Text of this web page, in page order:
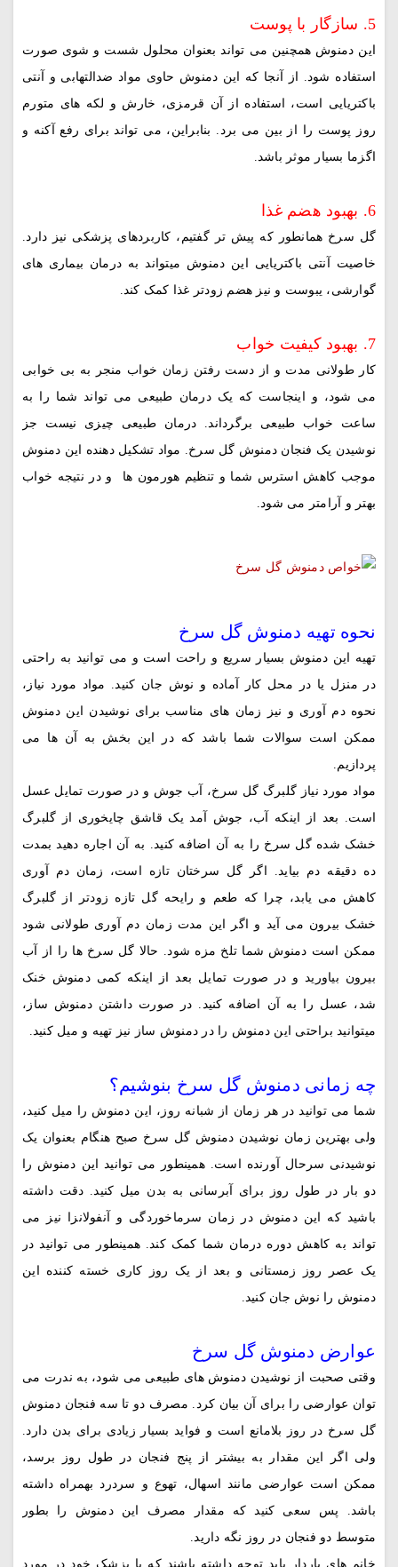
5. سازگار با پوست
این دمنوش همچنین می تواند بعنوان محلول شست و شوی صورت
استفاده شود. از آنجا که این دمنوش حاوی مواد ضدالتهابی و آنتی
باکتریایی است، استفاده از آن قرمزی، خارش و لکه های متورم
روز پوست را از بین می برد. بنابراین، می تواند برای رفع آکنه و
اگزما بسیار موثر باشد.
6. بهبود هضم غذا
گل سرخ همانطور که پیش تر گفتیم، کاربردهای پزشکی نیز دارد.
خاصیت آنتی باکتریایی این دمنوش میتواند به درمان بیماری های
گوارشی، یبوست و نیز هضم زودتر غذا کمک کند.
7. بهبود کیفیت خواب
کار طولانی مدت و از دست رفتن زمان خواب منجر به بی خوابی
می شود، و اینجاست که یک درمان طبیعی می تواند شما را به
ساعت خواب طبیعی برگرداند. درمان طبیعی چیزی نیست جز
نوشیدن یک فنجان دمنوش گل سرخ. مواد تشکیل دهنده این دمنوش
موجب کاهش استرس شما و تنظیم هورمون ها و در نتیجه خواب
بهتر و آرامتر می شود.
نحوه تهیه دمنوش گل سرخ
تهیه این دمنوش بسیار سریع و راحت است و می توانید به راحتی
در منزل یا در محل کار آماده و نوش جان کنید. مواد مورد نیاز،
نحوه دم آوری و نیز زمان های مناسب برای نوشیدن این دمنوش
ممکن است سوالات شما باشد که در این بخش به آن ها می
پردازیم.
مواد مورد نیاز گلبرگ گل سرخ، آب جوش و در صورت تمایل عسل
است. بعد از اینکه آب، جوش آمد یک قاشق چایخوری از گلبرگ
خشک شده گل سرخ را به آن اضافه کنید. به آن اجاره دهید بمدت
ده دقیقه دم بیاید. اگر گل سرختان تازه است، زمان دم آوری
کاهش می یابد، چرا که طعم و رایحه گل تازه زودتر از گلبرگ
خشک بیرون می آید و اگر این مدت زمان دم آوری طولانی شود
ممکن است دمنوش شما تلخ مزه شود. حالا گل سرخ ها را از آب
بیرون بیاورید و در صورت تمایل بعد از اینکه کمی دمنوش خنک
شد، عسل را به آن اضافه کنید. در صورت داشتن دمنوش ساز،
میتوانید براحتی این دمنوش را در دمنوش ساز نیز تهیه و میل کنید.
چه زمانی دمنوش گل سرخ بنوشیم؟
شما می توانید در هر زمان از شبانه روز، این دمنوش را میل کنید،
ولی بهترین زمان نوشیدن دمنوش گل سرخ صبح هنگام بعنوان یک
نوشیدنی سرحال آورنده است. همینطور می توانید این دمنوش را
دو بار در طول روز برای آبرسانی به بدن میل کنید. دقت داشته
باشید که این دمنوش در زمان سرماخوردگی و آنفولانزا نیز می
تواند به کاهش دوره درمان شما کمک کند. همینطور می توانید در
یک عصر روز زمستانی و بعد از یک روز کاری خسته کننده این
دمنوش را نوش جان کنید.
عوارض دمنوش گل سرخ
وقتی صحبت از نوشیدن دمنوش های طبیعی می شود، به ندرت می
توان عوارضی را برای آن بیان کرد. مصرف دو تا سه فنجان دمنوش
گل سرخ در روز بلامانع است و فواید بسیار زیادی برای بدن دارد.
ولی اگر این مقدار به بیشتر از پنج فنجان در طول روز برسد،
ممکن است عوارضی مانند اسهال، تهوع و سردرد بهمراه داشته
باشد. پس سعی کنید که مقدار مصرف این دمنوش را بطور
متوسط دو فنجان در روز نگه دارید.
خانم های باردار باید توجه داشته باشند که با پزشک خود در مورد